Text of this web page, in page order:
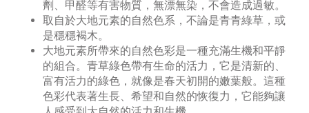
劑、甲醛等有害物質，無漂無染，不會造成過敏。
取自於大地元素的自然色系，不論是青青綠草，或
是穩穩褐木。
大地元素所帶來的自然色彩是一種充滿生機和平靜
的組合。青草綠色帶有生命的活力，它是清新的、
富有活力的綠色，就像是春天初開的嫩葉般。這種
色彩代表著生長、希望和自然的恢復力，它能夠讓